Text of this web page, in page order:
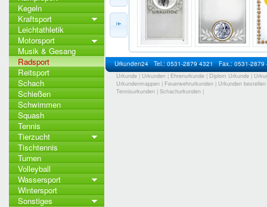
Kegeln
Kraftsport
Leichtathletik
Motorsport
Musik & Gesang
Radsport
Reitsport
Schach
Schießen
Schwimmen
Squash
Tennis
Tierzucht
Tischtennis
Turnen
Volleyball
Wassersport
Wintersport
Sonstiges
Urkunden24 Tel.: 0531-2879 4321 Fax.: 0531-2879
Urkunde | Urkunden | Ehrenurkunde | Diplom Urkunde |
Urkundenmappen | Feuerwehrurkunden | Urkunden bestellen
Tennisurkunden | Schachurkunden |